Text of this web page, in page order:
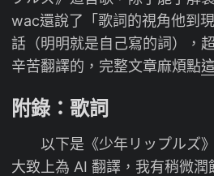
wac還說了「歌詞的視角他到
話（明明就是自己寫的詞），
辛苦翻譯的，完整文章麻煩點
附錄：歌詞
以下是《少年リップルズ》
大致上為 AI 翻譯，我有稍微